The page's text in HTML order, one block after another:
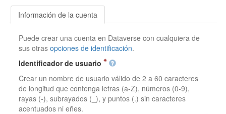
Información de la cuenta
Puede crear una cuenta en Dataverse con cualquiera de
sus otrasopciones de identificación.
Identificador de usuario
Crear un nombre de usuario válido de 2 a 60 caracteres
de longitud que contenga letras (a-Z), números (0-9),
rayas (-), subrayados (_), y puntos (.) sin caracteres
acentuados ni eñes.